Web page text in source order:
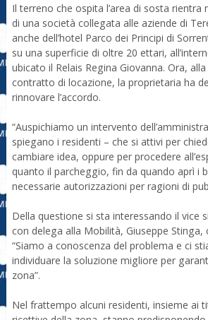
Il terreno che ospita l’area di sosta
di una società collegata alle aziende di
anche dell’hotel Parco dei Principi di
su una superficie di oltre 20 ettari,
ubicato il Relais Regina Giovanna. Ora,
contratto di locazione, la proprietaria ha
rinnovare l’accordo.
“Auspichiamo un intervento
spiegano i residenti – che si attivi per
cambiare idea, oppure per procedere
quanto il parcheggio, fin da quando aprì i
necessarie autorizzazioni per ragioni di
Della questione si sta interessando il vice
con delega alla Mobilità, Giuseppe Stinga,
“Siamo a conoscenza del problema e ci
individuare la soluzione migliore per
zona”.
Nel frattempo alcuni residenti, insieme ai